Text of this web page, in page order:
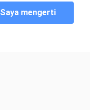
Saya mengerti